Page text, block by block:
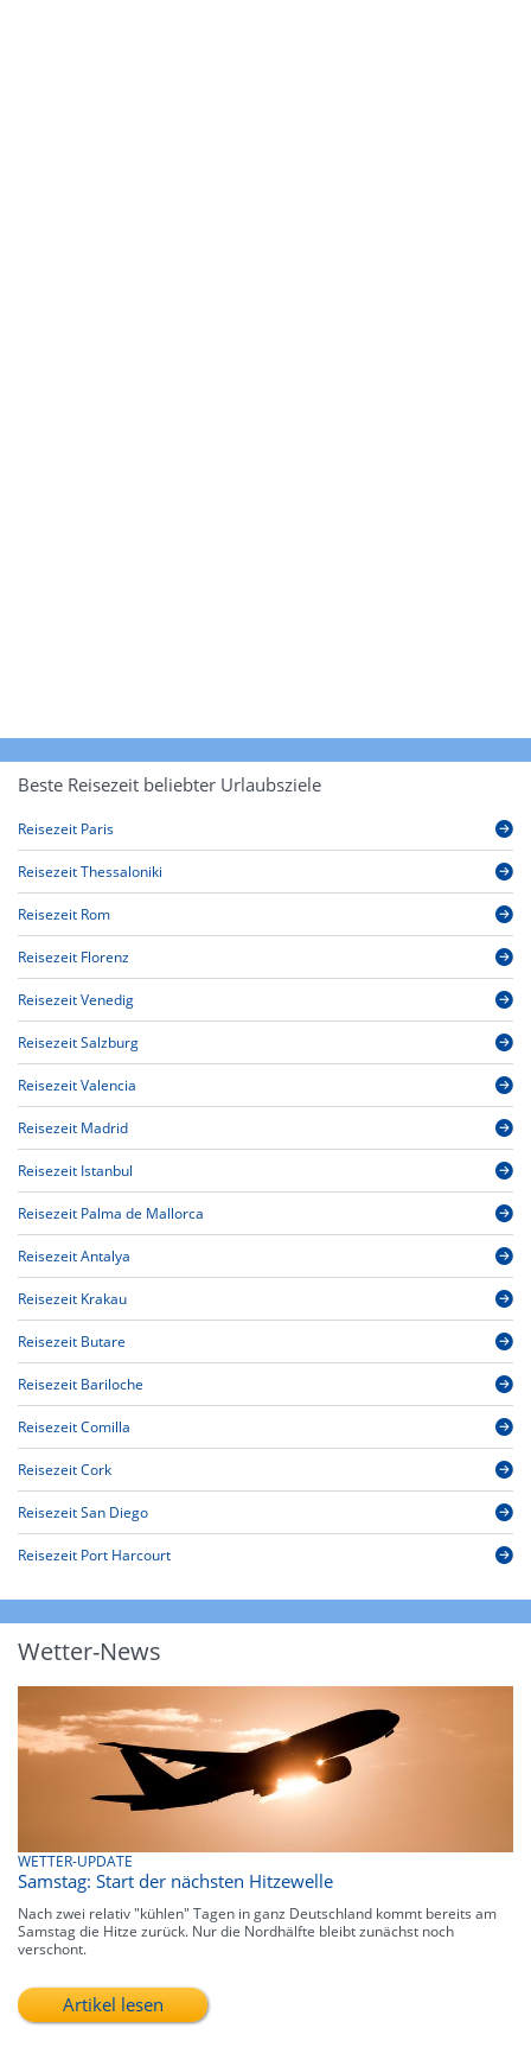
Beste Reisezeit beliebter Urlaubsziele
Reisezeit Paris
Reisezeit Thessaloniki
Reisezeit Rom
Reisezeit Florenz
Reisezeit Venedig
Reisezeit Salzburg
Reisezeit Valencia
Reisezeit Madrid
Reisezeit Istanbul
Reisezeit Palma de Mallorca
Reisezeit Antalya
Reisezeit Krakau
Reisezeit Butare
Reisezeit Bariloche
Reisezeit Comilla
Reisezeit Cork
Reisezeit San Diego
Reisezeit Port Harcourt
Wetter-News
WETTER-UPDATE
Samstag: Start der nächsten Hitzewelle
Nach zwei relativ "kühlen" Tagen in ganz Deutschland kommt bereits am
Samstag die Hitze zurück. Nur die Nordhälfte bleibt zunächst noch
verschont.
Artikel lesen